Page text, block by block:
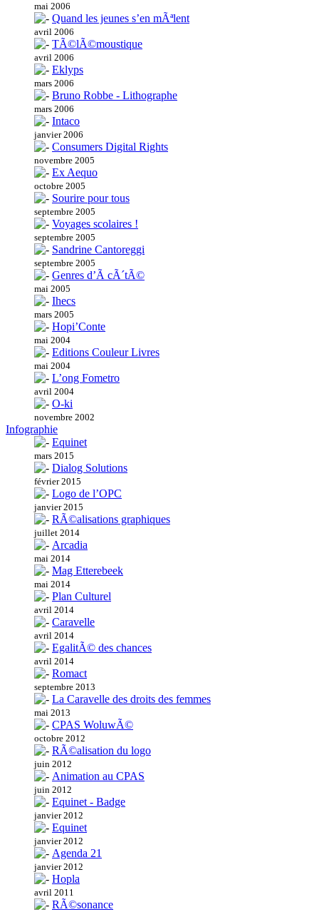
mai 2006
Quand les jeunes s’en mÃªlent
avril 2006
TÃ©lÃ©moustique
avril 2006
Eklyps
mars 2006
Bruno Robbe - Lithographe
mars 2006
Intaco
janvier 2006
Consumers Digital Rights
novembre 2005
Ex Aequo
octobre 2005
Sourire pour tous
septembre 2005
Voyages scolaires !
septembre 2005
Sandrine Cantoreggi
septembre 2005
Genres d’Ã cÃ´tÃ©
mai 2005
Ihecs
mars 2005
Hopi’Conte
mai 2004
Editions Couleur Livres
mai 2004
L’ong Fometro
avril 2004
O-ki
novembre 2002
Infographie
Equinet
mars 2015
Dialog Solutions
février 2015
Logo de l’OPC
janvier 2015
RÃ©alisations graphiques
juillet 2014
Arcadia
mai 2014
Mag Etterebeek
mai 2014
Plan Culturel
avril 2014
Caravelle
avril 2014
EgalitÃ© des chances
avril 2014
Romact
septembre 2013
La Caravelle des droits des femmes
mai 2013
CPAS WoluwÃ©
octobre 2012
RÃ©alisation du logo
juin 2012
Animation au CPAS
juin 2012
Equinet - Badge
janvier 2012
Equinet
janvier 2012
Agenda 21
janvier 2012
Hopla
avril 2011
RÃ©sonance